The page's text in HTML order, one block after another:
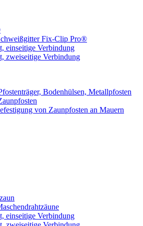
Fix-Clip Pro®
einseitige Verbindung
zweiseitige Verbindung
Bodenhülsen, Metallpfosten
von Zaunpfosten an Mauern
einseitige Verbindung